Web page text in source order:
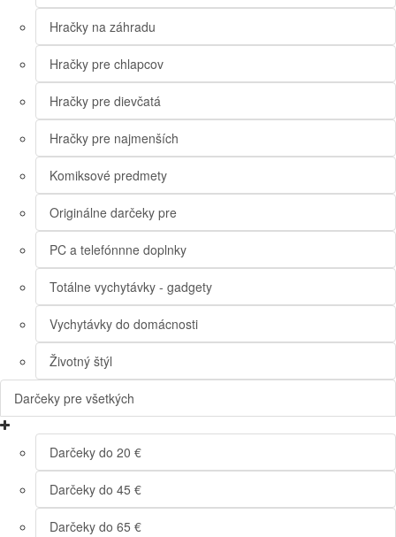
Hračky na záhradu
Hračky pre chlapcov
Hračky pre dievčatá
Hračky pre najmenších
Komiksové predmety
Originálne darčeky pre
PC a telefónnne doplnky
Totálne vychytávky - gadgety
Vychytávky do domácnosti
Životný štýl
Darčeky pre všetkých
Darčeky do 20 €
Darčeky do 45 €
Darčeky do 65 €